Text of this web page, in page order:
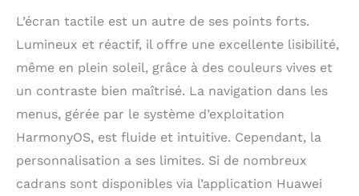
cadrans de montre,
de calendrier, réponse
rapide par sms Large
compatibilité - la huawei
compatible avec ios et
android, pour une plus
grande facilité
watch gt4 41mm: das
L’écran tactile est un autre de ses points forts.
Lumineux et réactif, il offre une excellente lisibilité,
même en plein soleil, grâce à des couleurs vives et
un contraste bien maîtrisé. La navigation dans les
menus, gérée par le système d’exploitation
HarmonyOS, est fluide et intuitive. Cependant, la
personnalisation a ses limites. Si de nombreux
cadrans sont disponibles via l’application Huawei